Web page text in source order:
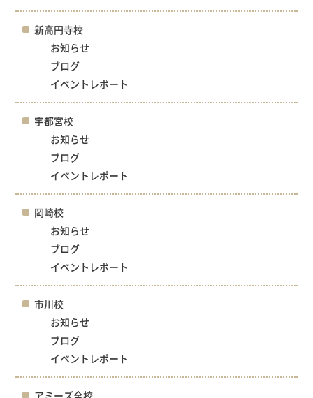
新高円寺校
お知らせ
ブログ
イベントレポート
宇都宮校
お知らせ
ブログ
イベントレポート
岡崎校
お知らせ
ブログ
イベントレポート
市川校
お知らせ
ブログ
イベントレポート
アミーズ全校